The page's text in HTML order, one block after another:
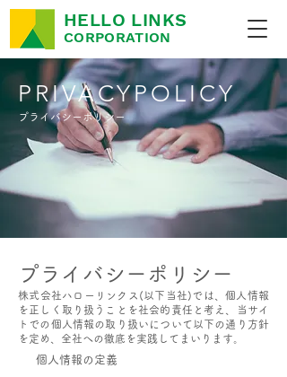
HELLO LINKS
CORPORATION
PRIVACYPOLICY
プライバシーポリシー
​プライバシーポリシー
株式会社ハローリンクス(以下当社)では、個人情報
を正しく取り扱うことを社会的責任と考え、当サイ
トでの個人情報の取り扱いについて以下の通り方針
を定め、全社への徹底を実践してまいります。
個人情報の定義